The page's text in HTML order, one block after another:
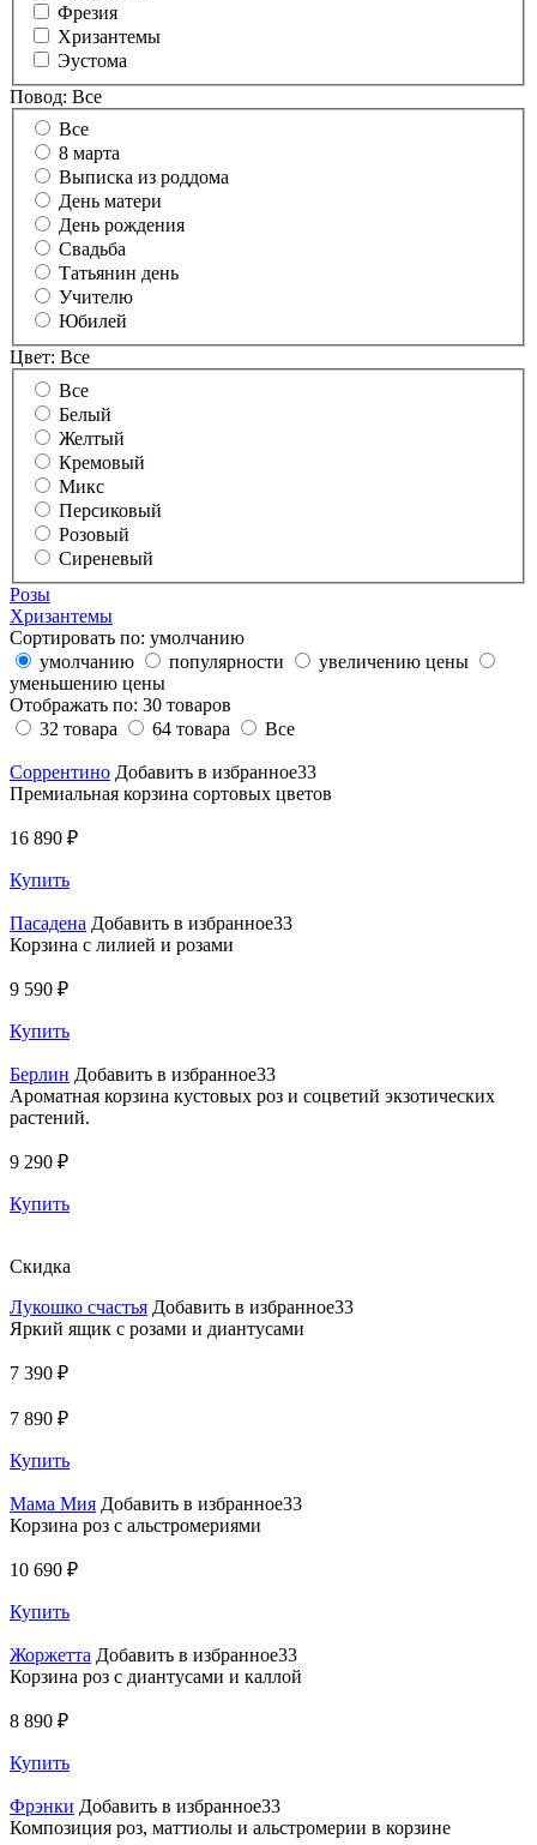
Фрезия
Хризантемы
Эустома
Повод: Все
Все
8 марта
Выписка из роддома
День матери
День рождения
Свадьба
Татьянин день
Учителю
Юбилей
Цвет: Все
Все
Белый
Желтый
Кремовый
Микс
Персиковый
Розовый
Сиреневый
Розы
Хризантемы
Сортировать по: умолчанию
умолчанию
популярности
увеличению цены
уменьшению цены
Отображать по: 30 товаров
32 товара
64 товара Все
Соррентино Добавить в избранное33
Премиальная корзина сортовых цветов
16 890 ₽
Купить
Пасадена Добавить в избранное33
Корзина с лилией и розами
9 590 ₽
Купить
Берлин Добавить в избранное33
Ароматная корзина кустовых роз и соцветий экзотических
растений.
9 290 ₽
Купить
Скидка
Лукошко счастья Добавить в избранное33
Яркий ящик с розами и диантусами
7 390 ₽
7 890 ₽
Купить
Мама Мия Добавить в избранное33
Корзина роз с альстромериями
10 690 ₽
Купить
Жоржетта Добавить в избранное33
Корзина роз с диантусами и каллой
8 890 ₽
Купить
Фрэнки Добавить в избранное33
Композиция роз, маттиолы и альстромерии в корзине